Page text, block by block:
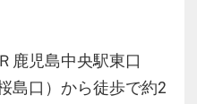
鹿児島中央駅東口
桜島口）から徒歩で約2